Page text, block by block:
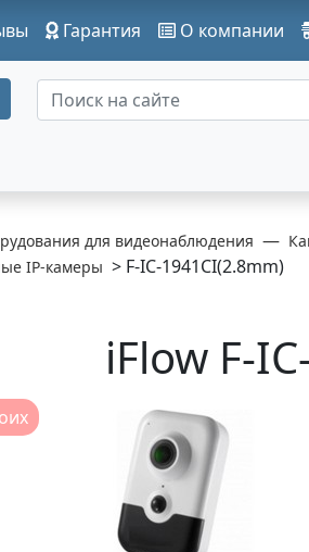
Гарантия О компании
для видеонаблюдения
IP-камеры > F-IC-1941CI(2.8mm)
iFlow F-